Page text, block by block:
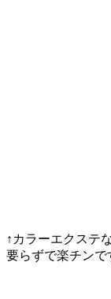
↑カラーエクステ
要らずで楽チン